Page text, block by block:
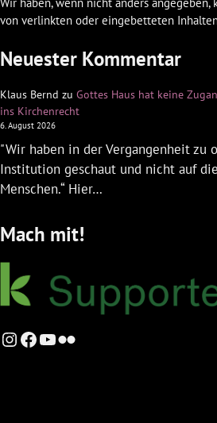
von verlinkten oder eingebetteten
Neuester Kommentar
Klaus Bernd zu Gottes Haus hat keine
ins Kirchenrecht
6. August 2026
"Wir haben in der Vergangenheit zu
Institution geschaut und nicht auf
Menschen.“ Hier…
Mach mit!
Instagram
Facebook
YouTube
Flickr